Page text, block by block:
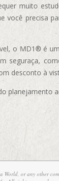
muito
você precisa
o MD1® é
seguraça,
desconto à
planejamento
or any other